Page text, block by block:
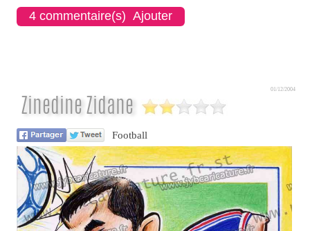
4 commentaire(s) Ajouter
Zinedine Zidane
01/12/2004
Football